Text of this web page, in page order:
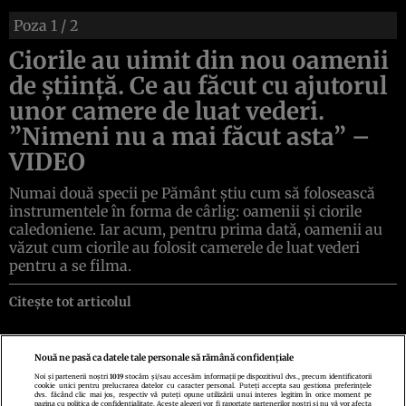
Poza 1 / 2
Ciorile au uimit din nou oamenii
de ştiinţă. Ce au făcut cu ajutorul
unor camere de luat vederi.
”Nimeni nu a mai făcut asta” –
VIDEO
Numai două specii pe Pământ ştiu cum să folosească
instrumentele în forma de cârlig: oamenii şi ciorile
caledoniene. Iar acum, pentru prima dată, oamenii au
văzut cum ciorile au folosit camerele de luat vederi
pentru a se filma.
Citește tot articolul
Politica de confidenţialitate Politica de cookiesTermeni şi condiţii
Echipa redacționalăContactSetări Cookies
Nouă ne pasă ca datele tale personale să rămână confidențiale
Noi și partenerii noștri1019 stocăm și/sau accesăm informații pe dispozitivul dvs., precum identificatorii
cookie unici pentru prelucrarea datelor cu caracter personal. Puteți accepta sau gestiona preferințele
dvs. făcând clic mai jos, respectiv vă puteți opune utilizării unui interes legitim în orice moment pe
pagina cu politica de confidențialitate. Aceste alegeri vor fi raportate partenerilor noștri și nu vă vor afecta